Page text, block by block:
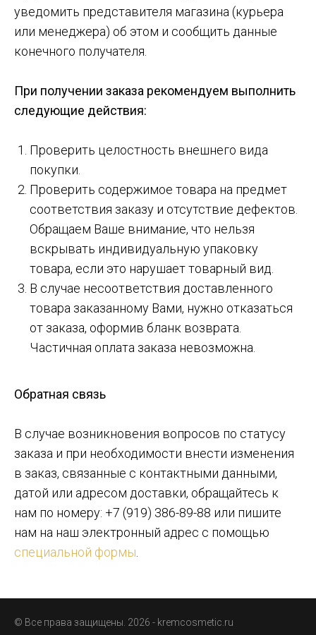
уведомить представителя магазина (курьера
или менеджера) об этом и сообщить данные
конечного получателя.
При получении заказа рекомендуем выполнить
следующие действия:
Проверить целостность внешнего вида
покупки.
Проверить содержимое товара на предмет
соответствия заказу и отсутствие дефектов.
Обращаем Ваше внимание, что нельзя
вскрывать индивидуальную упаковку
товара, если это нарушает товарный вид.
В случае несоответствия доставленного
товара заказанному Вами, нужно отказаться
от заказа, оформив бланк возврата.
Частичная оплата заказа невозможна.
Обратная связь
В случае возникновения вопросов по статусу
заказа и при необходимости внести изменения
в заказ, связанные с контактными данными,
датой или адресом доставки, обращайтесь к
нам по номеру: +7 (919) 386-89-88 или пишите
нам на наш электронный адрес с помощью
специальной формы
© Все права защищены. 2026 - kremcosmetic.ru